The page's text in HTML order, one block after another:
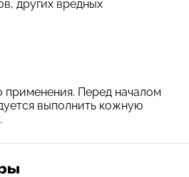
других вредных
применения. Перед началом
выполнить кожную